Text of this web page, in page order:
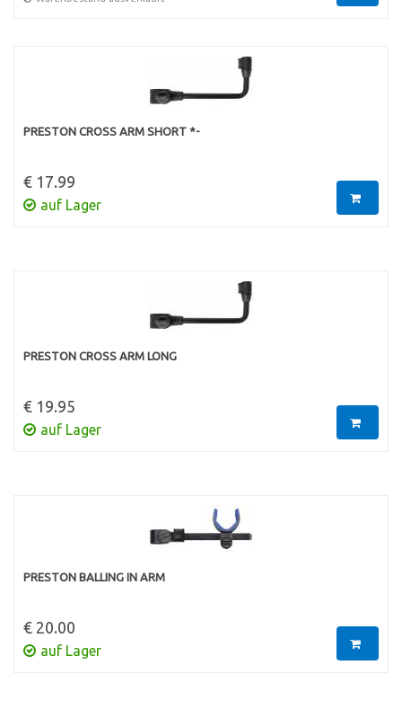
PRESTON CROSS ARM SHORT *-
€ 17.99
auf Lager
PRESTON CROSS ARM LONG
€ 19.95
auf Lager
PRESTON BALLING IN ARM
€ 20.00
auf Lager